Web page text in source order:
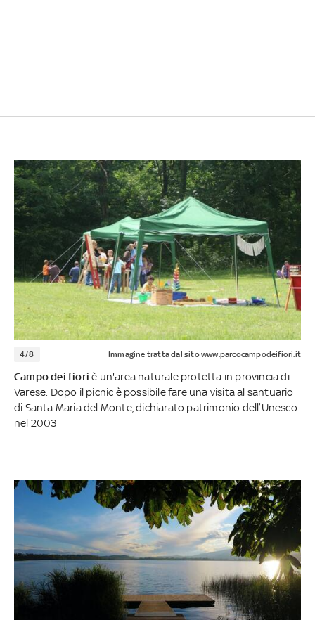
4/8 Immagine tratta dal sito www.parcocampodeifiori.it
Campo dei fiori è un'area naturale protetta in provincia di
Varese. Dopo il picnic è possibile fare una visita al santuario
di Santa Maria del Monte, dichiarato patrimonio dell’Unesco
nel 2003